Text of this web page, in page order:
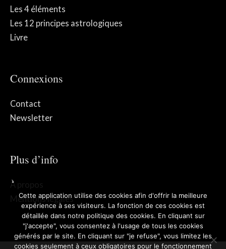
Les 4 éléments
Les 12 principes astrologiques
Livre
Connexions
Contact
Newsletter
Plus d’info
À propos
Mentions légales
Cette application utilise des cookies afin d'offrir la meilleure
expérience à ses visiteurs. La fonction de ces cookies est
détaillée dans notre politique des cookies. En cliquant sur
"j'accepte", vous consentez à l'usage de tous les cookies
générés par le site. En cliquant sur "je refuse", vous limitez les
cookies seulement à ceux obligatoires pour le fonctionnement